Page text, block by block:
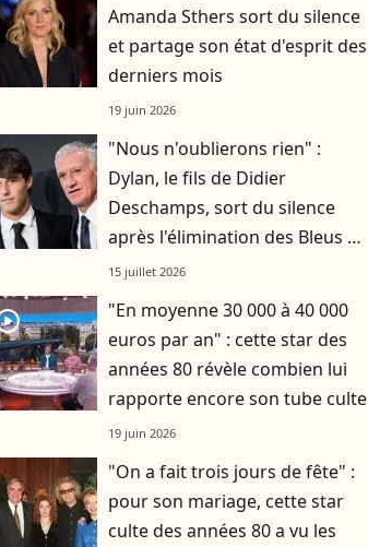
Amanda Sthers sort du silence
et partage son état d'esprit des
derniers mois
19 juin 2026
"Nous n'oublierons rien" :
Dylan, le fils de Didier
Deschamps, sort du silence
après l'élimination des Bleus de
la Coupe du monde
15 juillet 2026
"En moyenne 30 000 à 40 000
euros par an" : cette star des
années 80 révèle combien lui
rapporte encore son tube culte
19 juin 2026
"On a fait trois jours de fête" :
pour son mariage, cette star
culte des années 80 a vu les